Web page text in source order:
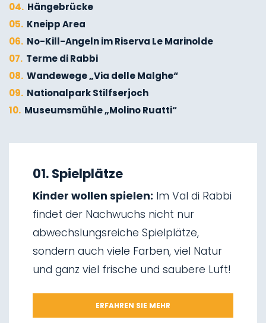
04. Hängebrücke
05. Kneipp Area
06. No-Kill-Angeln im Riserva Le Marinolde
07. Terme di Rabbi
08. Wandewege „Via delle Malghe“
09. Nationalpark Stilfserjoch
10. Museumsmühle „Molino Ruatti“
Skitourengehen
Schlittenfahren
Eisklettern
Wasserfälle von Saent
Wasserfälle von Valorz
Hängebrücke
Wegnetz „Via delle Malghe“
01. Spielplätze
Kinder wollen spielen: Im Val di Rabbi
findet der Nachwuchs nicht nur
abwechslungsreiche Spielplätze,
sondern auch viele Farben, viel Natur
und ganz viel frische und saubere Luft!
ERFAHREN SIE MEHR